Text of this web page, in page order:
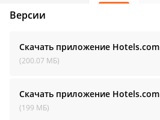
Версии
Скачать приложение Hotels.com
(200.07 МБ)
Скачать приложение Hotels.com
(199 МБ)